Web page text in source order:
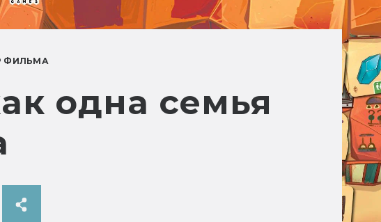
ФИЛЬМА
одна семья